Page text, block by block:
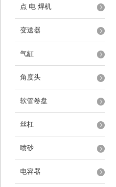
点 电 焊机
变送器
气缸
角度头
软管卷盘
丝杠
喷砂
电容器